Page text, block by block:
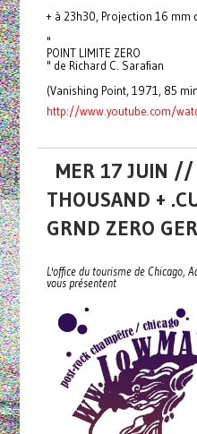
+ à 23h30, Projection 16 mm
"
POINT LIMITE ZERO
" de Richard C. Sarafian
(Vanishing Point, 1971, 85
http://www.youtube.com/
MER 17 JUIN //
THOUSAND +
GRND ZERO
L'office du tourisme de Chicago,
vous présentent